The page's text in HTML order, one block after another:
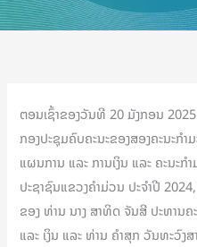
ຕອນເຊົ້າຂອງວັນທີ 20 ມັງກອນ
ກອງປະຊຸມຄົບຄະນະຂອງສອງຄະນະກຳ
ແຜນການ ແລະ ການເງິນ ແລະ ຄະນະ
ປະຊາຊົນແຂວງຄຳມ່ວນ ປະຈຳປີ
ຂອງ ທ່ານ ນາງ ສາທິດ ຈັນສີ ປະທານ
ແລະ ເງິນ ແລະ ທ່ານ ຄຳສຸກ ວັນທະວົງ